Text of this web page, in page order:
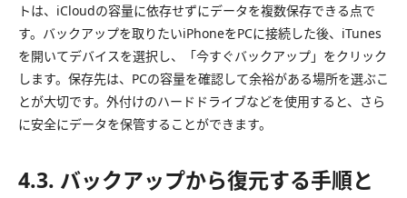
トは、iCloudの容量に依存せずにデータを複数保存できる点で
す。バックアップを取りたいiPhoneをPCに接続した後、iTunes
を開いてデバイスを選択し、「今すぐバックアップ」をクリック
します。保存先は、PCの容量を確認して余裕がある場所を選ぶこ
とが大切です。外付けのハードドライブなどを使用すると、さら
に安全にデータを保管することができます。
4.3. バックアップから復元する手順と